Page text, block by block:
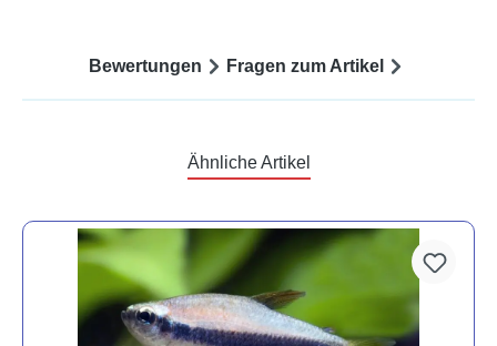
Bewertungen Fragen zum Artikel
Ähnliche Artikel